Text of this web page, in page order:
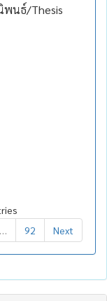
พนธ์/Thesis
92 Next